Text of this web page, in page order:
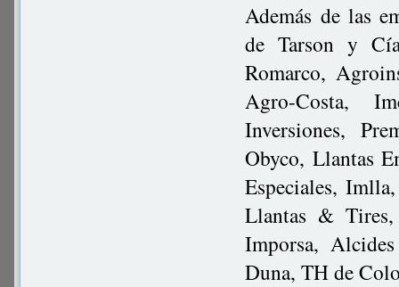
Además de las
de Tarson y
Romarco,
Agro-Costa,
Inversiones,
Obyco, Llantas
Especiales,
Llantas &
Imporsa,
Duna, TH de